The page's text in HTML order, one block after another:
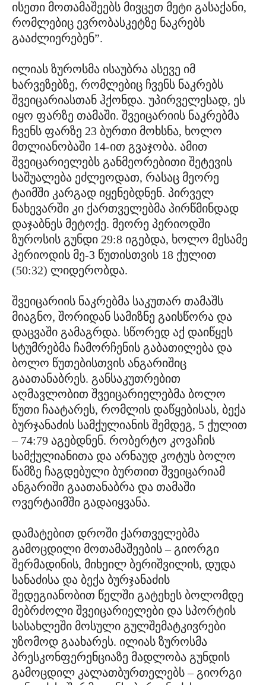
ისეთი მოთამაშეებს მივცეთ მეტი გასაქანი,
რომლებიც ევრობასკეტზე ნაკრებს
გააძლიერებენ”.
ილიას ზუროსმა ისაუბრა ასევე იმ
ხარვეზებზე, რომლებიც ჩვენს ნაკრებს
შვეიცარიასთან ჰქონდა. უპირველესად, ეს
იყო ფარზე თამაში. შვეიცარიის ნაკრებმა
ჩვენს ფარზე 23 ბურთი მოხსნა, ხოლო
მთლიანობაში 14-ით გვაჯობა. ამით
შვეიცარიელებს განმეორებითი შეტევის
საშუალება ეძლეოდათ, რასაც მეორე
ტაიმში კარგად იყენებდნენ. პირველ
ნახევარში კი ქართველებმა პირწმინდად
დაჯაბნეს მეტოქე. მეორე პერიოდში
ზუროსის გუნდი 29:8 იგებდა, ხოლო მესამე
პერიოდის მე-3 წუთისთვის 18 ქულით
(50:32) ლიდერობდა.
შვეიცარიის ნაკრებმა საკუთარ თამაშს
მიაგნო, შორიდან სამიზნე გაისწორა და
დაცვაში გამაგრდა. სწორედ აქ დაიწყეს
სტუმრებმა ჩამორჩენის გაბათილება და
ბოლო წუთებისთვის ანგარიშიც
გაათანაბრეს. განსაკუთრებით
აღმავლობით შვეიცარიელებმა ბოლო
წუთი ჩაატარეს, რომლის დაწყებისას, ბექა
ბურჯანაძის სამქულიანის შემდეგ, 5 ქულით
– 74:79 აგებდნენ. რობერტო კოვაჩის
სამქულიანითა და არნაუდ კოტუს ბოლო
წამზე ჩაგდებული ბურთით შვეიცარიამ
ანგარიში გაათანაბრა და თამაში
ოვერტაიმში გადაიყვანა.
დამატებით დროში ქართველებმა
გამოცდილი მოთამაშეების – გიორგი
შერმადინის, მიხეილ ბერიშვილის, დუდა
სანაძისა და ბექა ბურჯანაძის
შედეგიანობით წელში გატეხეს ბოლომდე
მებრძოლი შვეიცარიელები და სპორტის
სასახლეში მოსული გულშემატკივრები
უზომოდ გაახარეს. ილიას ზუროსმა
პრესკონფერენციაზე მადლობა გუნდის
გამოცდილ კალათბურთელებს – გიორგი